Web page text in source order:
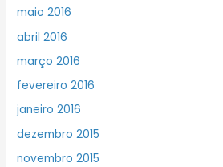
maio 2016
abril 2016
março 2016
fevereiro 2016
janeiro 2016
dezembro 2015
novembro 2015